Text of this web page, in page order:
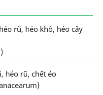
rũ, héo khô, héo cây
héo rũ, chết ẻo